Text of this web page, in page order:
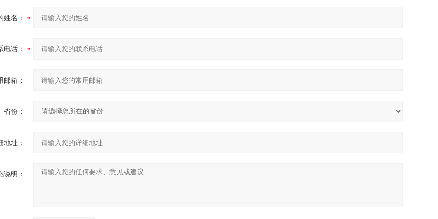
姓名：
电话：
邮箱：
省份：
地址：
说明：